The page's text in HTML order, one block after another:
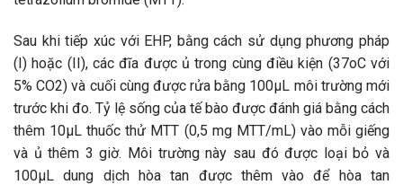
Sau khi tiếp xúc với EHP, bằng cách sử dụng phương pháp
(I) hoặc (II), các đĩa được ủ trong cùng điều kiện (37oC với
5% CO2) và cuối cùng được rửa bằng 100µL môi trường mới
trước khi đo. Tỷ lệ sống của tế bào được đánh giá bằng cách
thêm 10µL thuốc thử MTT (0,5 mg MTT/mL) vào mỗi giếng
và ủ thêm 3 giờ. Môi trường này sau đó được loại bỏ và
100µL dung dịch hòa tan được thêm vào để hòa tan